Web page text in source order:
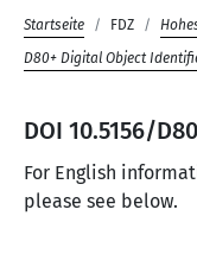
Startseite FDZ
D80+ Digital Object
DOI 10.5156/
For English
please see below.